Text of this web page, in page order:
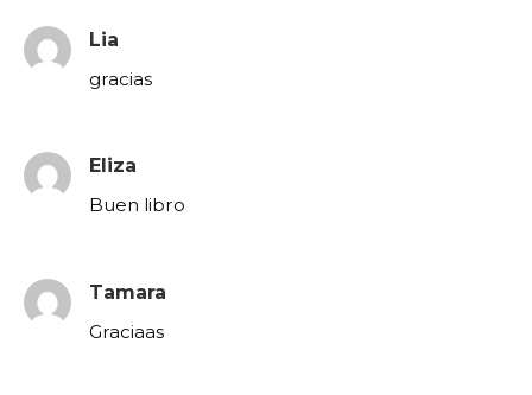
Lia
gracias
Eliza
Buen libro
Tamara
Graciaas